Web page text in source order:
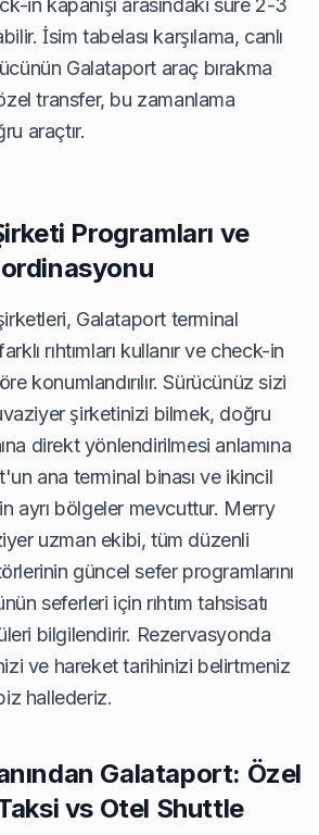
İsim tabelası karşılama, canlı
Galataport araç bırakma
transfer, bu zamanlama
araçtır.
Programları ve
Galataport terminal
rıhtımları kullanır ve check-in
konumlandırılır. Sürücünüz sizi
şirketinizi bilmek, doğru
direkt yönlendirilmesi anlamına
ana terminal binası ve ikincil
ayrı bölgeler mevcuttur. Merry
uzman ekibi, tüm düzenli
güncel sefer programlarını
seferleri için rıhtım tahsisatı
bilgilendirir. Rezervasyonda
ve hareket tarihinizi belirtmeniz
hallederiz.
Galataport: Özel
vs Otel Shuttle